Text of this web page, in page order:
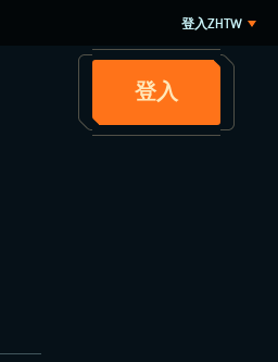
登入ZHTW
登入